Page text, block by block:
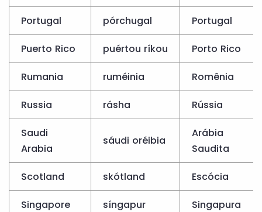
Portugal pórchugal Portugal
Puerto Rico puértou ríkou Porto Rico
Rumania ruméinia Romênia
Russia rásha Rússia
Saudi
Arabia
sáudi oréibia
Arábia
Saudita
Scotland skótland Escócia
Singapore síngapur Singapura